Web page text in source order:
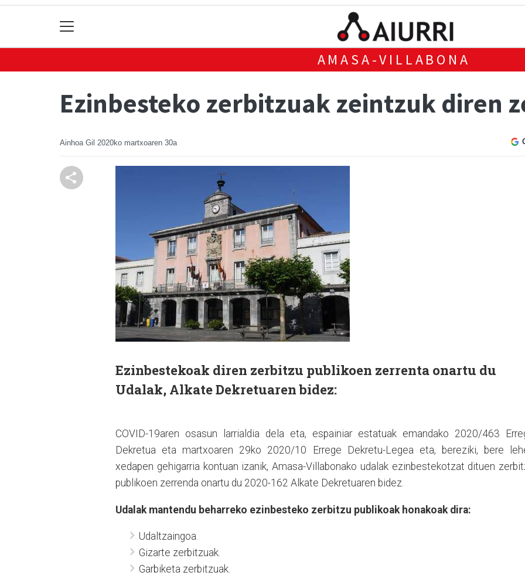
AMASA-VILLABONA
Ezinbesteko zerbitzuak zeintzuk diren
Ainhoa Gil 2020ko martxoaren 30a
Ezinbestekoak diren zerbitzu publikoen zerrenta onartu du
Udalak, Alkate Dekretuaren bidez:
COVID-19aren osasun larrialdia dela eta, espainiar estatuak emandako 2020/463
Dekretua eta martxoaren 29ko 2020/10 Errege Dekretu-Legea eta, bereziki, bere
xedapen gehigarria kontuan izanik, Amasa-Villabonako udalak ezinbestekotzat dituen
publikoen zerrenda onartu du 2020-162 Alkate Dekretuaren bidez.
Udalak mantendu beharreko ezinbesteko zerbitzu publikoak honakoak dira:
Udaltzaingoa.
Gizarte zerbitzuak.
Garbiketa zerbitzuak.